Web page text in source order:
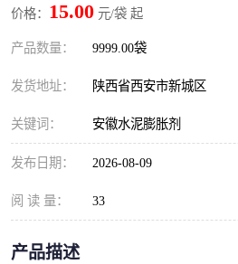
价格： 15.00 元/袋 起
产品数量： 9999.00袋
发货地址： 陕西省西安市新城区
关键词： 安徽水泥膨胀剂
发布日期： 2026-08-09
阅 读 量： 33
产品描述